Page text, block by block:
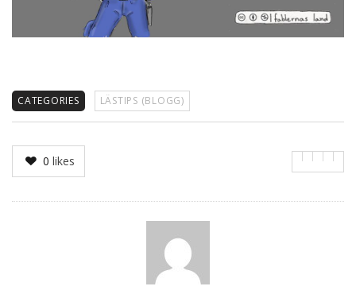
CATEGORIES LÄSTIPS (BLOGG)
0 likes